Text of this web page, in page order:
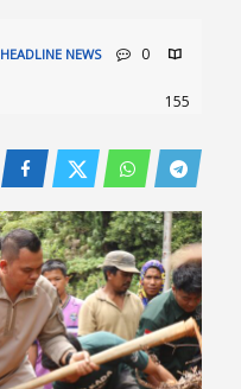
HEADLINE NEWS 0
155